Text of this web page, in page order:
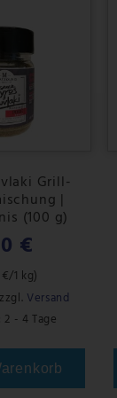
Grill-
|
(100 g)
€
/1 kg)
zzgl. Versand
- 4 Tage